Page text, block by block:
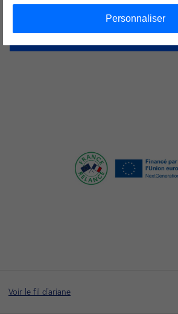
Retrouvez les différentes étapes
de la passe à poissons de l'usine
de Rhinau
Voir le fil d'ariane
Personnaliser